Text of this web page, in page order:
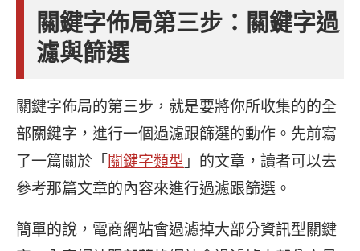
關鍵字佈局第三步：關鍵字過
濾與篩選
關鍵字佈局的第三步，就是要將你所收集的的全
部關鍵字，進行一個過濾跟篩選的動作。先前寫
了一篇關於「關鍵字類型 」的文章，讀者可以去
參考那篇文章的內容來進行過濾跟篩選。
簡單的說，電商網站會過濾掉大部分資訊型關鍵